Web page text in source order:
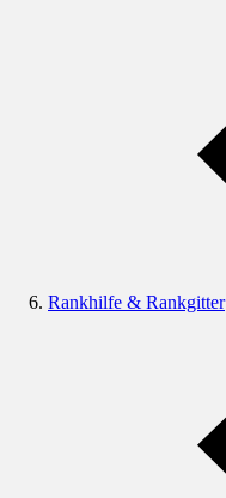
Rankhilfe & Rankgitter